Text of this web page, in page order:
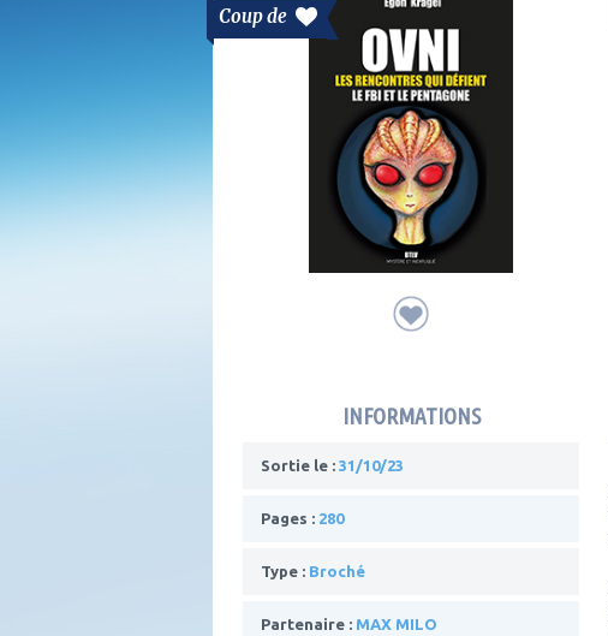
Coup de
INFORMATIONS
Sortie le : 31/10/23
Pages : 280
Type : Broché
Partenaire : MAX MILO